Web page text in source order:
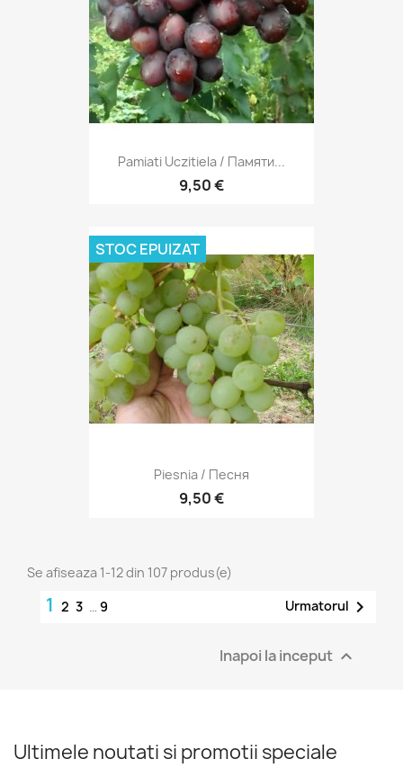
Pamiati Uczitiela / Памяти...
9,50 €
Piesnia / Песня
9,50 €
STOC EPUIZAT
Se afiseaza 1-12 din 107 produs(e)
1 2 3 … 9 Urmatorul 
Inapoi la inceput 
Ultimele noutati si promotii speciale